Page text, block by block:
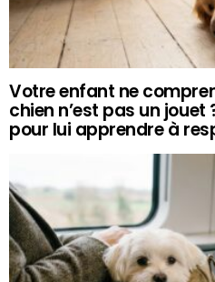
Votre enfant ne
chien n’est pas un
pour lui apprendre à